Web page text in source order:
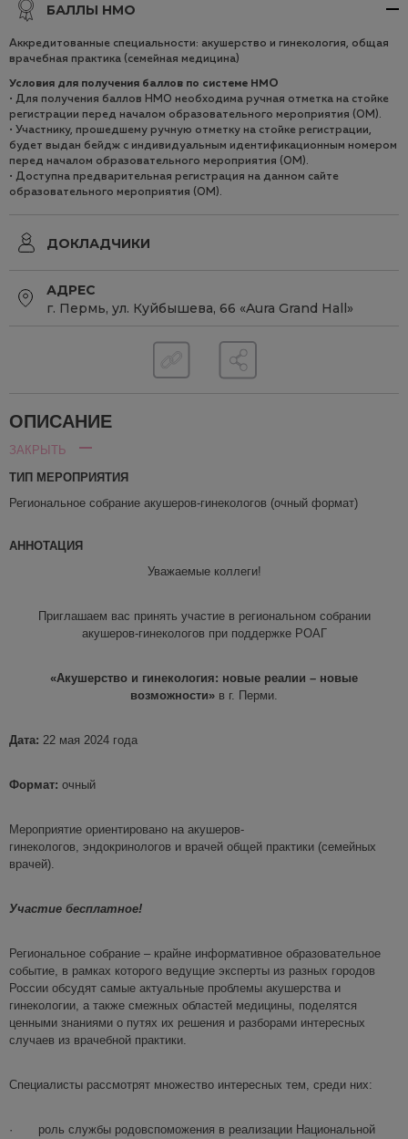
БАЛЛЫ НМО
Аккредитованные специальности: акушерство и гинекология, общая
врачебная практика (семейная медицина)
Условия для получения баллов по системе НМO
• Для получения баллов НМО необходима ручная отметка на стойке
регистрации перед началом образовательного мероприятия (ОМ).
• Участнику, прошедшему ручную отметку на стойке регистрации,
будет выдан бейдж с индивидуальным идентификационным номером
перед началом образовательного мероприятия (ОМ).
• Доступна предварительная регистрация на данном сайте
образовательного мероприятия (ОМ).
ДОКЛАДЧИКИ
АДРЕС
г. Пермь, ул. Куйбышева, 66 «Aura Grand Hall»
ОПИСАНИЕ
ЗАКРЫТЬ
ТИП МЕРОПРИЯТИЯ
Региональное собрание акушеров-гинекологов (очный формат)
АННОТАЦИЯ
Уважаемые коллеги!
Приглашаем вас принять участие в региональном собрании
акушеров-гинекологов при поддержке РОАГ
«Акушерство и гинекология: новые реалии – новые
возможности» в г. Перми.
Дата: 22 мая 2024 года
Формат: очный
Мероприятие ориентировано на акушеров-
гинекологов, эндокринологов и врачей общей практики (семейных
врачей).
Участие бесплатное!
Региональное собрание – крайне информативное образовательное
событие, в рамках которого ведущие эксперты из разных городов
России обсудят самые актуальные проблемы акушерства и
гинекологии, а также смежных областей медицины, поделятся
ценными знаниями о путях их решения и разборами интересных
случаев из врачебной практики.
Специалисты рассмотрят множество интересных тем, среди них:
· роль службы родовспоможения в реализации Национальной